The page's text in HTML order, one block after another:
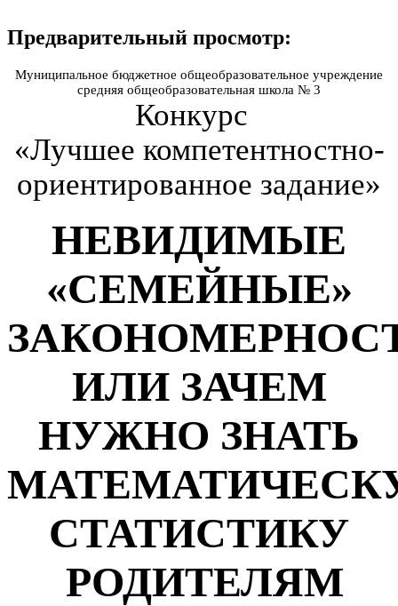
Предварительный просмотр:
Муниципальное бюджетное общеобразовательное учреждение
средняя общеобразовательная школа № 3
Конкурс
«Лучшее компетентностно-
ориентированное задание»
НЕВИДИМЫЕ
«СЕМЕЙНЫЕ»
ИЛИ ЗАЧЕМ
НУЖНО ЗНАТЬ
СТАТИСТИКУ
РОДИТЕЛЯМ